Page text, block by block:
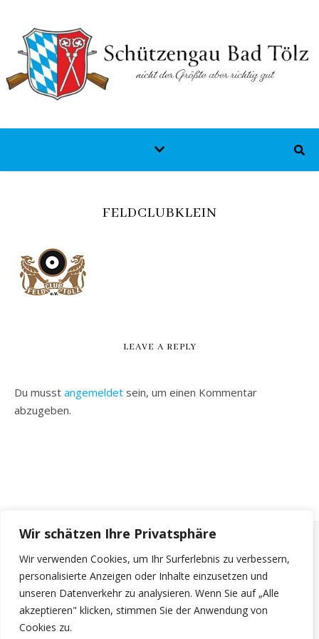
Wir schätzen Ihre Privatsphäre
Wir verwenden Cookies, um Ihr Surferlebnis zu verbessern,
personalisierte Anzeigen oder Inhalte einzusetzen und
unseren Datenverkehr zu analysieren. Wenn Sie auf „Alle
akzeptieren" klicken, stimmen Sie der Anwendung von
Cookies zu.
FELDCLUBKLEIN
LEAVE A REPLY
Du musst angemeldet sein, um einen Kommentar
abzugeben.